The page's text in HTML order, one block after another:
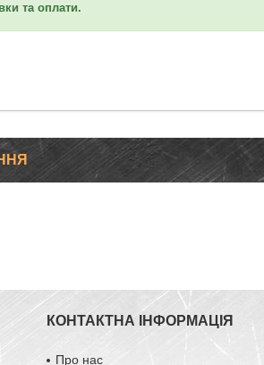
та оплати.
КОНТАКТНА ІНФОРМАЦІЯ
Про нас